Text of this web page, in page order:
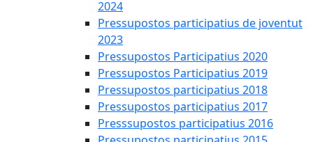
2024
Pressupostos participatius de joventut
2023
Pressupostos Participatius 2020
Pressupostos Participatius 2019
Pressupostos participatius 2018
Pressupostos participatius 2017
Presssupostos participatius 2016